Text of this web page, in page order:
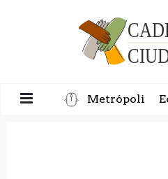
Metrópoli